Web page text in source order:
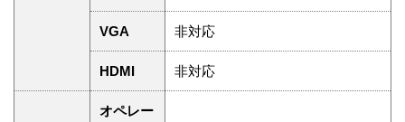
VGA 非対応
HDMI 非対応
オペレー